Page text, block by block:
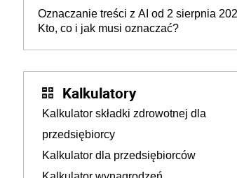
mieszkańców
Oznaczanie treści z AI od 2 sierpnia
Kto, co i jak musi oznaczać?
Kalkulatory
Kalkulator składki zdrowotnej dla
przedsiębiorcy
Kalkulator dla przedsiębiorców